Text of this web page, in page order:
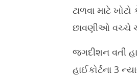
ટાળવા માટે
છાવણીઓ વચ્ચે
જગદીશન વતી
હાઈકોર્ટના 3